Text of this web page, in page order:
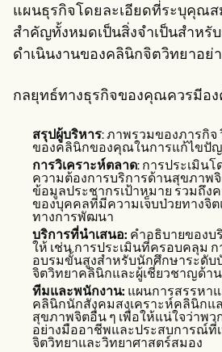
แผนธุรกิจโดยละเอียดที่ระบุคุณ
สำคัญทั้งหมดเป็นสิ่งจำเป็นสำหรั
ดำเนินงานของคลินิกจิตวิทยาอย่
กลยุทธ์ทางธุรกิจของคุณควรมีอง
สรุปผู้บริหาร: ภาพรวมของภารกิจ
ของคลินิกของคุณในการแก้ไขปั
การวิเคราะห์ตลาด: การประเมินโ
ความต้องการบริการด้านสุขภาพ
ข้อมูลประชากรเป้าหมาย รวมถึง
ของบุคคลที่มีความเจ็บป่วยทางจิ
ทางการพัฒนา
บริการที่นำเสนอ: คำอธิบายของ
ให้ เช่น การประเมินที่ครอบคลุม
อบรมขั้นสูงสำหรับนักศึกษาระดั
จิตวิทยาคลินิกและผู้เชี่ยวชาญด้า
ทีมและพนักงาน: แผนการสรรหา
คลินิกนักสังคมสงเคราะห์คลินิกแ
สุขภาพจิตอื่น ๆ เพื่อให้แน่ใจว่าพว
อย่างมืออาชีพและประสบการณ์ที่
จิตวิทยาและวิทยาศาสตร์สมอง